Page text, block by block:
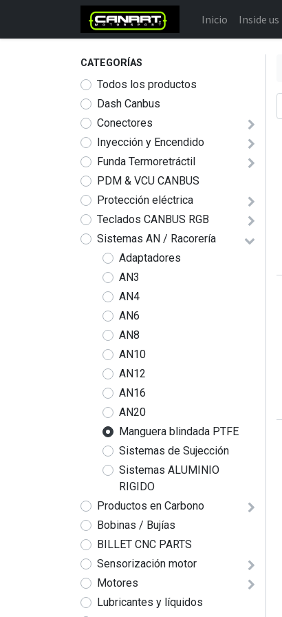
Inicio Inside us
CATEGORÍAS
Todos los productos
Dash Canbus
Conectores
Inyección y Encendido
Funda Termoretráctil
PDM & VCU CANBUS
Protección eléctrica
Teclados CANBUS RGB
Sistemas AN / Racorería
Adaptadores
AN3
AN4
AN6
AN8
AN10
AN12
AN16
AN20
Manguera blindada PTFE
Sistemas de Sujección
Sistemas ALUMINIO
RIGIDO
Productos en Carbono
Bobinas / Bujías
BILLET CNC PARTS
Sensorización motor
Motores
Lubricantes y líquidos